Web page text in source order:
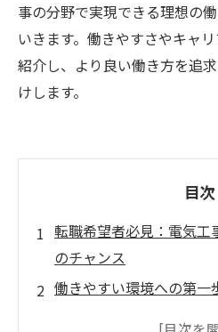
事の分野で実現できる理想の
いきます。働きやすさやキャ
紹介し、より良い働き方を追
けします。
目次
転職希望者必見：電気工
のチャンス
働きやすい環境への第一